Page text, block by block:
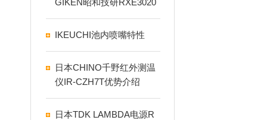
GIKEN昭和技研RXE3020
RH旋转接头
IKEUCHI池内喷嘴特性
日本CHINO千野红外测温
仪IR-CZH7T优势介绍
日本TDK LAMBDA电源R